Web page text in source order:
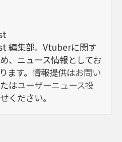
編集部。Vtuberに関す
、ニュース情報としてお
ます。情報提供はお問い
はユーザーニュース投
ください。